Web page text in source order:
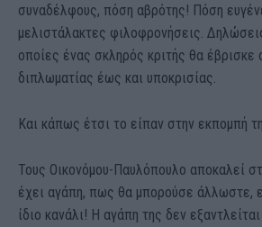
συναδέλφους, πόση αβρότης! Πόση
μελιστάλακτες φιλοφρονήσεις.
οποίες ένας σκληρός κριτής θα έβρισκε
διπλωματίας έως και υποκρισίας.
Και κάπως έτσι το είπαν στην εκπομπή
Τους Οικονόμου-Παυλόπουλο αποκαλεί
έχει αγάπη, πως θα μπορούσε άλλωστε,
ίδιο κανάλι! H αγάπη της δεν